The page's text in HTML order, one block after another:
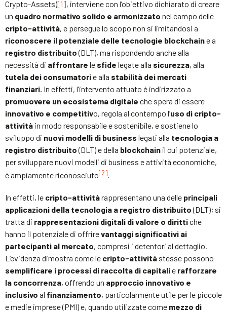
Crypto-Assets)[1], interviene con l’obiettivo dichiarato di creare
un quadro normativo solido e armonizzato nel campo delle
cripto-attività, e persegue lo scopo non si limitandosi a
riconoscere il potenziale delle tecnologie blockchaine a
registro distribuito(DLT), ma rispondendo anche alla
necessità di affrontare le sfide legate alla sicurezza, alla
tutela dei consumatorie alla stabilità dei mercati
finanziari. In effetti, l’intervento attuato è indirizzato a
promuovere un ecosistema digitale che spera di essere
innovativo e competitivo, regola al contempo l’uso di cripto-
attività in modo responsabile e sostenibile, e sostiene lo
sviluppo di nuovi modelli di business legati alla tecnologia a
registro distribuito(DLT) e della blockchain il cui potenziale,
per sviluppare nuovi modelli di business e attività economiche,
è ampiamente riconosciuto[2].
In effetti, le cripto-attivitàrappresentano una delle principali
applicazioni della tecnologia a registro distribuito(DLT); si
tratta di rappresentazioni digitali di valore o dirittiche
hanno il potenziale di offrirevantaggi significativi ai
partecipanti al mercato, compresi i detentori al dettaglio.
L’evidenza dimostra come le cripto-attività stesse possono
semplificare i processi di raccolta di capitalie rafforzare
la concorrenza, offrendo un approccio innovativo e
inclusivo al finanziamento, particolarmente utile per le piccole
e medie imprese (PMI) e, quando utilizzate come mezzo di